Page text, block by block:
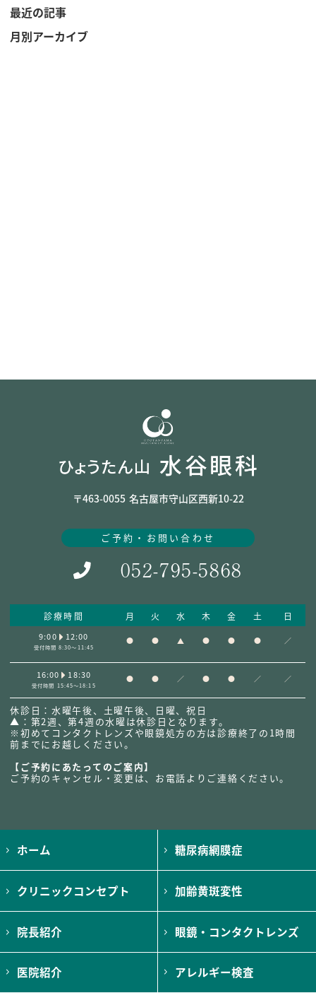
最近の記事
月別アーカイブ
〒463-0055 名古屋市守山区西新10-22
ご予約・お問い合わせ
052-795-5868
診療時間 月 火 水 木 金 土 日
9:00 12:00
受付時間 8:30～11:45
● ● ▲ ● ● ● ／
16:00 18:30
受付時間 15:45～18:15
● ● ／ ● ● ／ ／
休診日：水曜午後、土曜午後、日曜、祝日
▲：第2週、第4週の水曜は休診日となります。
※初めてコンタクトレンズや眼鏡処方の方は診療終了の1時間
前までにお越しください。
【ご予約にあたってのご案内】
ご予約のキャンセル・変更は、お電話よりご連絡ください。
ホーム 糖尿病網膜症
クリニックコンセプト 加齢黄斑変性
院長紹介 眼鏡・コンタクトレンズ
医院紹介 アレルギー検査